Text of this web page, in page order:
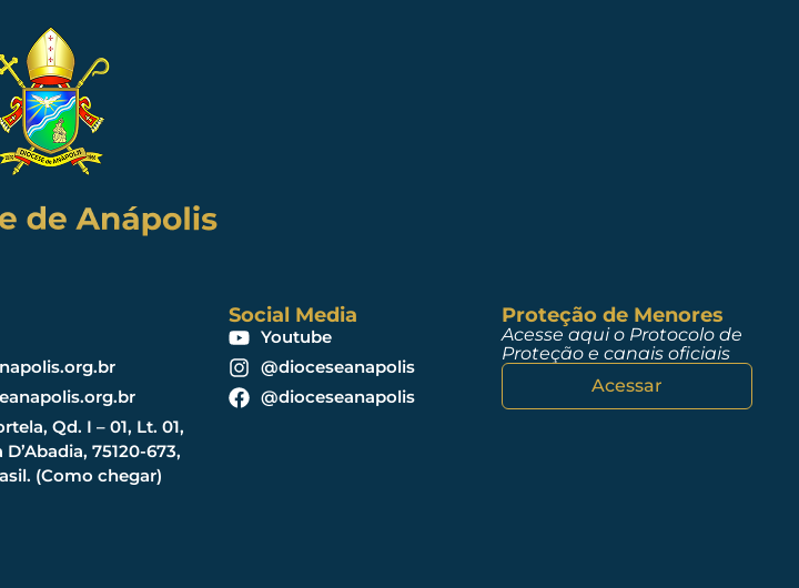
Qd. I – 01, Lt. 01,
75120-673,
(Como chegar)
Social Media
Youtube
@dioceseanapolis
@dioceseanapolis
Proteção de Menores
Acesse aqui o Protocolo de
Proteção e canais oficiais
Acessar